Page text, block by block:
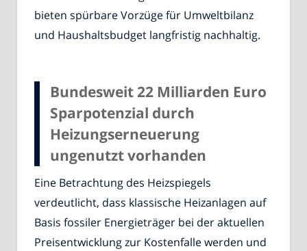
bieten spürbare Vorzüge für Umweltbilanz
und Haushaltsbudget langfristig nachhaltig.
Bundesweit 22 Milliarden Euro
Sparpotenzial durch
Heizungserneuerung
ungenutzt vorhanden
Eine Betrachtung des Heizspiegels
verdeutlicht, dass klassische Heizanlagen auf
Basis fossiler Energieträger bei der aktuellen
Preisentwicklung zur Kostenfalle werden und